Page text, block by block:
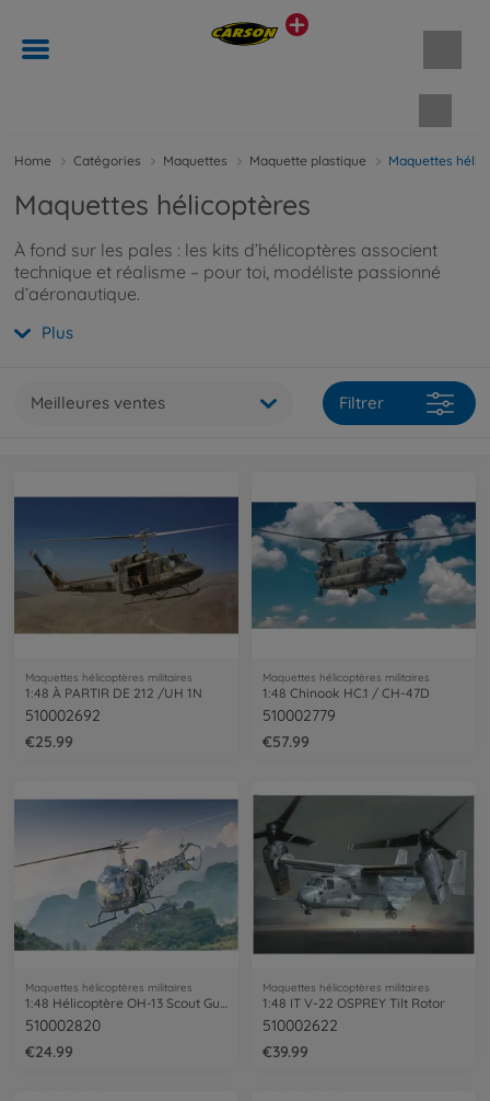
Home Catégories Maquettes Maquette plastique Maquettes
Maquettes hélicoptères
À fond sur les pales : les kits d’hélicoptères associent
technique et réalisme – pour toi, modéliste passionné
d’aéronautique.
Plus
Meilleures ventes Filtrer
Maquettes hélicoptères militaires
1:48 À PARTIR DE 212 /UH 1N
510002692
€25.99
Maquettes hélicoptères militaires
1:48 Chinook HC.1 / CH-47D
510002779
€57.99
Maquettes hélicoptères militaires
510002820
€24.99
Maquettes hélicoptères militaires
1:48 IT V-22 OSPREY Tilt Rotor
510002622
€39.99